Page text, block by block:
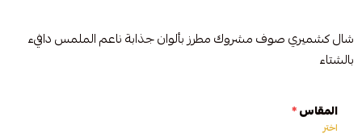
شال كشميري صوف مشروك مطرز بألوان جذابة ناعم الملمس دافيء
بالشتاء
المقاس*
اختر